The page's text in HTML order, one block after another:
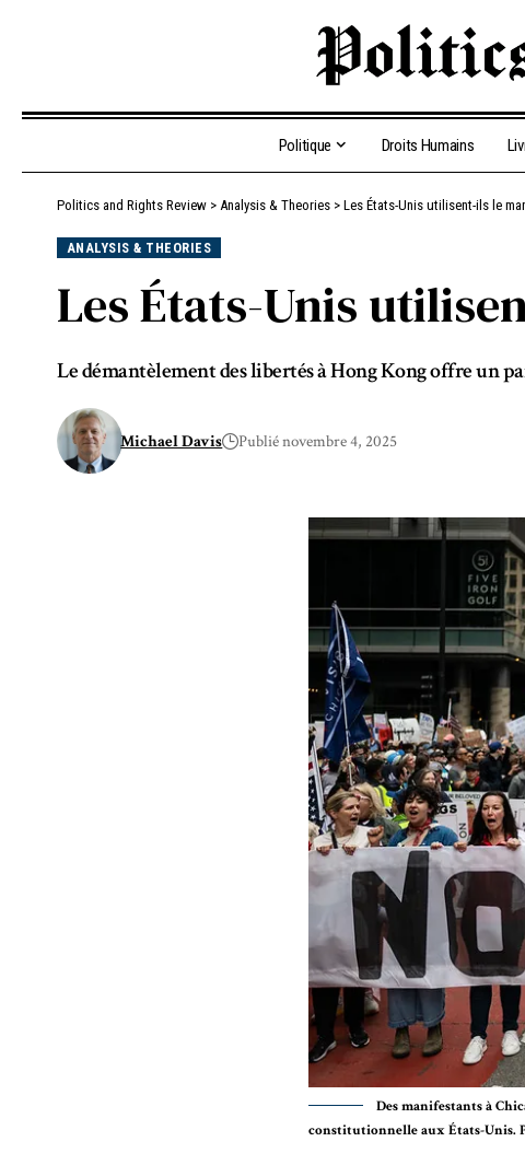
Politique Droits Humains
Politics and Rights Review > Analysis & Theories > Les États-Unis utilisent-ils le
ANALYSIS & THEORIES
Les États-Unis
Le démantèlement des libertés à Hong Kong offre un
Michael Davis Publié novembre 4, 2025
Des manifestants à
constitutionnelle aux États-Unis.